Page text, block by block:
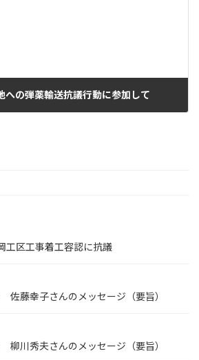
への弾薬輸送抗議行動に参加して
工区工事着工容認に抗議
藤幸子さんのメッセージ（要旨）
川秀夫さんのメッセージ（要旨）